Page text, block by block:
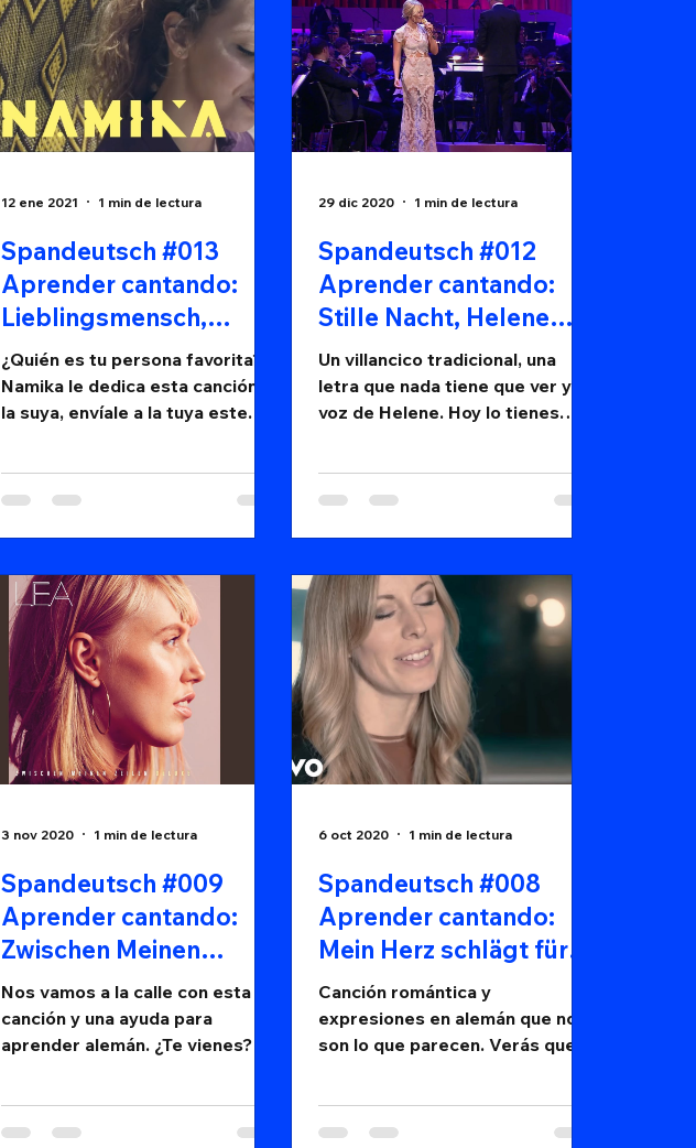
Spandeutsch #013
Aprender cantando:
Lieblingsmensch,
Namika
¿Quién es tu persona favorita?
Namika le dedica esta canción a
la suya, envíale a la tuya este
12 ene 2021 1 min de lectura
Spandeutsch #012
Aprender cantando:
Stille Nacht, Helene
Fischer
Un villancico tradicional, una
letra que nada tiene que ver y la
voz de Helene. Hoy lo tienes
29 dic 2020 1 min de lectura
Spandeutsch #009
Aprender cantando:
Zwischen Meinen
Zeilen, Lea
Nos vamos a la calle con esta
canción y una ayuda para
aprender alemán. ¿Te vienes?
3 nov 2020 1 min de lectura
Spandeutsch #008
Aprender cantando:
Mein Herz schlägt für
dich, Klima
Canción romántica y
expresiones en alemán que no
son lo que parecen. Verás que
6 oct 2020 1 min de lectura